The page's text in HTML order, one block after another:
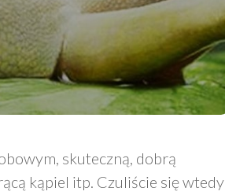
skuteczną, dobrą
kąpiel itp. Czuliście się wtedy